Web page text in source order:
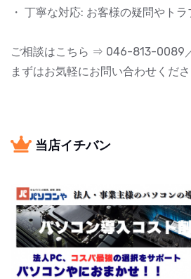
・ 丁寧な対応: お客様の疑問やトラ
ご相談はこちら ⇒ 046-813-0089
まずはお気軽にお問い合わせくださ
当店イチバン